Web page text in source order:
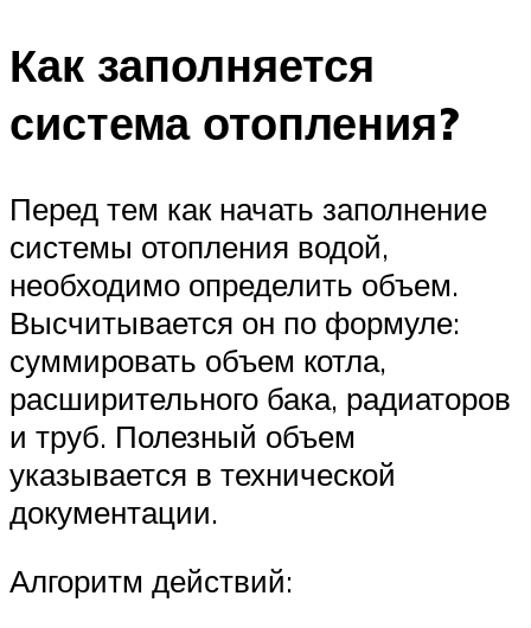
Как заполняется
система отопления?
Перед тем как начать заполнение
системы отопления водой,
необходимо определить объем.
Высчитывается он по формуле:
суммировать объем котла,
расширительного бака, радиаторов
и труб. Полезный объем
указывается в технической
документации.
Алгоритм действий: